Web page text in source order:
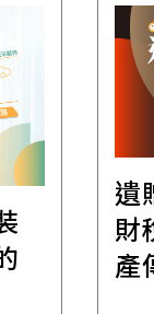
遺
財
產